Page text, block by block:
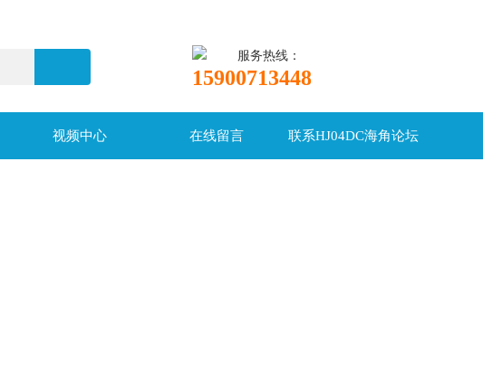
服务热线：
15900713448
视频中心 在线留言 联系HJ04DC海角论坛